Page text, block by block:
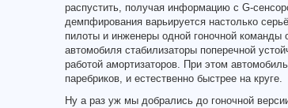
распустить, получая информацию с G-
демпфирования варьируется настолько
пилоты и инженеры одной гоночной команды
автомобиля стабилизаторы поперечной
работой амортизаторов. При этом
паребриков, и естественно быстрее на круге.
Ну а раз уж мы добрались до гоночной